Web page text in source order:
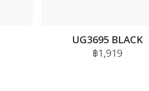
UG3695 BLACK
฿1,919